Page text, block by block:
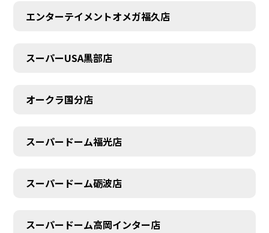
エンターテイメントオメガ福久店
スーパーUSA黒部店
オークラ国分店
スーパードーム福光店
スーパードーム砺波店
スーパードーム高岡インター店